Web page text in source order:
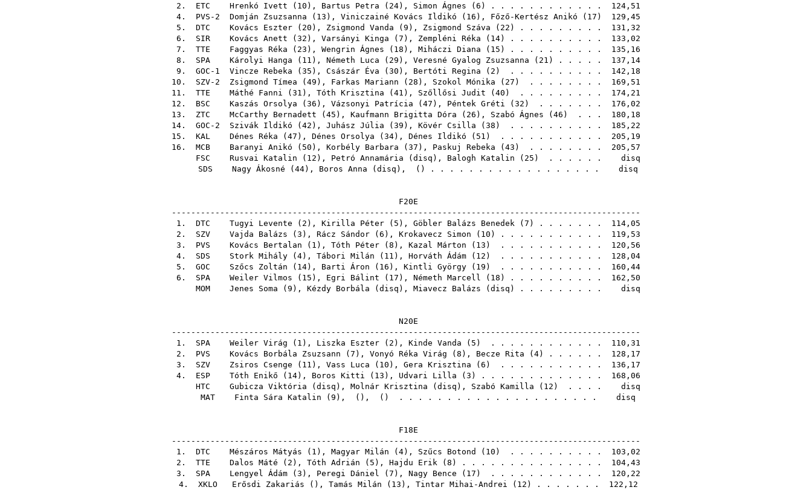
2. ETC Hrenkó Ivett ( 10 ), Bartus Petra ( 24), Simon Ágnes ( 6 ) . . . . . . . . . . . . 124,51
4. PVS-2 Domján Zsuzsanna ( 13 ), Viniczainé Kovács Ildikó ( 16 ), Főző-Kertész Anikó ( 17 ) 129,45
5. DTC Kovács Eszter ( 20 ), Zsigmond Vanda ( 9 ), Zsigmond Száva ( 22 ) . . . . . . . . . 131,32
6. SIR Kovács Anett ( 32 ), Varsányi Kinga ( 7 ), Zempléni Réka ( 14) . . . . . . . . . . 133,02
7. TTE Faggyas Réka ( 23 ), Wengrin Ágnes ( 18 ), Miháczi Diana ( 15 ) . . . . . . . . . . 135,16
8. SPA Károlyi Hanga ( 11 ), Németh Luca ( 29 ), Veresné Gyalog Zsuzsanna ( 21 ) . . . . . 137,14
9. GOC-1 Vincze Rebeka ( 35 ), Császár Éva ( 30 ), Bertóti Regina ( 2 ) . . . . . . . . . . 142,18
10. SZV-2 Zsigmond Tímea ( 49 ), Farkas Mariann ( 28 ), Szokol Mónika ( 27 ) . . . . . . . . 169,51
11. TTE Máthé Fanni ( 31 ), Tóth Krisztina ( 41 ), Szőllősi Judit ( 40 ) . . . . . . . . . 174,21
12. BSC Kaszás Orsolya ( 36 ), Vázsonyi Patrícia ( 47 ), Péntek Gréti ( 32 ) . . . . . . . 176,02
13. ZTC McCarthy Bernadett ( 45 ), Kaufmann Brigitta Dóra ( 26 ), Szabó Ágnes ( 46 ) . . . 180,18
14. GOC-2 Szivák Ildikó ( 42 ), Juhász Júlia ( 39 ), Kövér Csilla ( 38 ) . . . . . . . . . . 185,22
15. KAL Dénes Réka ( 47 ), Dénes Orsolya ( 34), Dénes Ildikó ( 51 ) . . . . . . . . . . . 205,19
16. MCB Baranyi Anikó ( 50 ), Korbély Barbara ( 37 ), Paskuj Rebeka ( 43 ) . . . . . . . . 205,57
FSC
Rusvai Katalin ( 12 ), Petró Annamária ( disq ), Balogh Katalin ( 25 ) . . . . . . disq
SDS
Nagy Ákosné ( 44), Boros Anna ( disq ), () . . . . . . . . . . . . . . . . . . disq
F20E
-------------------------------------------------------------------------------------------------
1. DTC Tugyi Levente ( 2 ), Kirilla Péter ( 5 ), Göbler Balázs Benedek ( 7 ) . . . . . . . 114,05
2. SZV Vajda Balázs ( 3 ), Rácz Sándor ( 6 ), Krokavecz Simon ( 10 ) . . . . . . . . . . . 119,53
3. PVS Kovács Bertalan ( 1 ), Tóth Péter ( 8 ), Kazal Márton ( 13 ) . . . . . . . . . . . 120,56
4. SDS Stork Mihály ( 4), Tábori Milán ( 11 ), Horváth Ádám ( 12 ) . . . . . . . . . . . 128,04
5. GOC Szőcs Zoltán ( 14), Barti Áron ( 16 ), Kintli György ( 19 ) . . . . . . . . . . . 160,44
6. SPA Weiler Vilmos ( 15 ), Egri Bálint ( 17 ), Németh Marcell ( 18 ) . . . . . . . . . . 162,50
MOM
Jenes Soma ( 9 ), Kézdy Borbála ( disq ), Miavecz Balázs ( disq ) . . . . . . . . . disq
N20E
-------------------------------------------------------------------------------------------------
1. SPA Weiler Virág ( 1 ), Liszka Eszter ( 2 ), Kinde Vanda ( 5 ) . . . . . . . . . . . . 110,31
2. PVS Kovács Borbála Zsuzsann ( 7 ), Vonyó Réka Virág ( 8 ), Becze Rita ( 4) . . . . . . 128,17
3. SZV Zsiros Csenge ( 11 ), Vass Luca ( 10 ), Gera Krisztina ( 6 ) . . . . . . . . . . . 136,17
4. ESP Tóth Enikő ( 14), Boros Kitti ( 13 ), Udvari Lilla ( 3 ) . . . . . . . . . . . . . 168,06
HTC
Gubicza Viktória ( disq ), Molnár Krisztina ( disq ), Szabó Kamilla ( 12 ) . . . . disq
MAT
Finta Sára Katalin ( 9 ), (), () . . . . . . . . . . . . . . . . . . . . . disq
F18E
-------------------------------------------------------------------------------------------------
1. DTC Mészáros Mátyás ( 1 ), Magyar Milán ( 4), Szűcs Botond ( 10 ) . . . . . . . . . . 103,02
2. TTE Dalos Máté ( 2 ), Tóth Adrián ( 5 ), Hajdu Erik ( 8 ) . . . . . . . . . . . . . . . 104,43
3. SPA Lengyel Ádám ( 3 ), Peregi Dániel ( 7 ), Nagy Bence ( 17 ) . . . . . . . . . . . . 120,22
4. XKLO Erősdi Zakariás (), Tamás Milán ( 13 ), Tintar Mihai-Andrei ( 12 ) . . . . . . . 122,12